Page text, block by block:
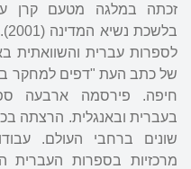
זכתה במלגה מטעם קרן
לספרות עברית והשוואתית
של כתב העת "דפים למחקר
חיפה. פירסמה ארבעה
בעברית ובאנגלית. הרצתה
שונים ברחבי העולם.
מרכזיות בספרות